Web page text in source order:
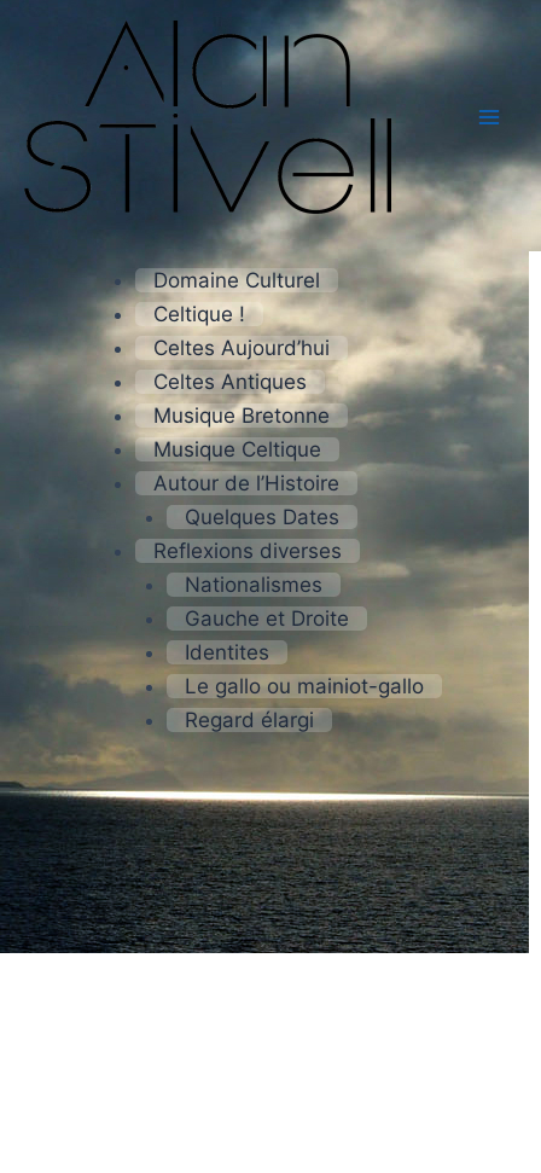
Domaine Culturel
Celtique !
Celtes Aujourd’hui
Celtes Antiques
Musique Bretonne
Musique Celtique
Autour de l’Histoire
Quelques Dates
Reflexions diverses
Nationalismes
Gauche et Droite
Identites
Le gallo ou mainiot-gallo
Regard élargi